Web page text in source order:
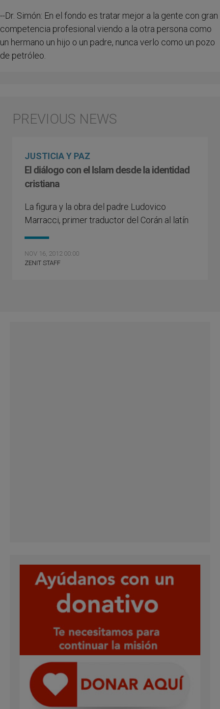
--Dr. Simón: En el fondo es tratar mejor a la gente con gran
competencia profesional viendo a la otra persona como
un hermano un hijo o un padre, nunca verlo como un pozo
de petróleo.
JUSTICIA Y PAZ
El diálogo con el Islam desde la identidad
cristiana
La figura y la obra del padre Ludovico
Marracci, primer traductor del Corán al latín
NOV 16, 2012 00:00
ZENIT STAFF